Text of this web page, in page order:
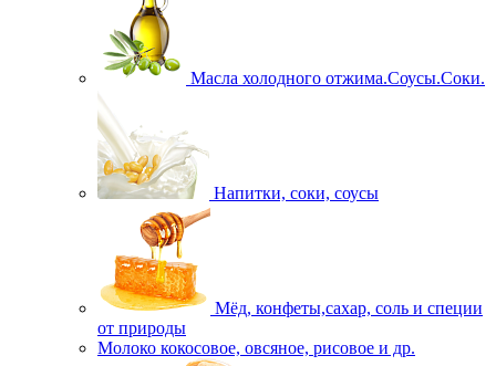
Масла холодного отжима.Соусы.Соки.
Напитки, соки, соусы
Мёд, конфеты,сахар, соль и специи
от природы
Молоко кокосовое, овсяное, рисовое и др.